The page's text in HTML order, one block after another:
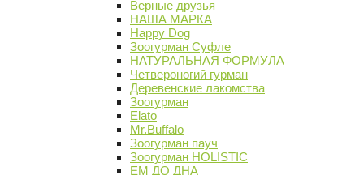
Верные друзья
НАША МАРКА
Happy Dog
Зоогурман Суфле
НАТУРАЛЬНАЯ ФОРМУЛА
Четвероногий гурман
Деревенские лакомства
Зоогурман
Elato
Mr.Buffalo
Зоогурман пауч
Зоогурман HOLISTIC
ЕМ ДО ДНА